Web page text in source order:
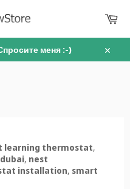
меня :-)
learning thermostat,
, nest
installation, smart